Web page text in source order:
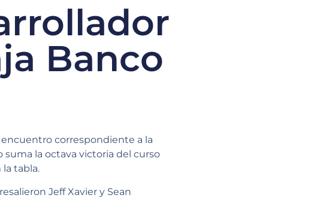
Banco
encuentro correspondiente a la
suma la octava victoria del curso
tabla.
Jeff Xavier y Sean